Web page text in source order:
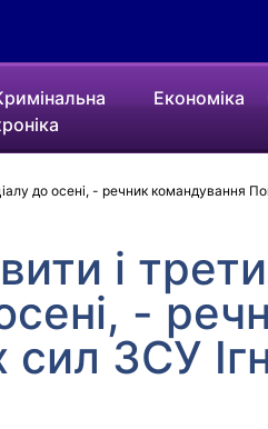
Економіка
до осені, - речник командування
і
-
ЗСУ